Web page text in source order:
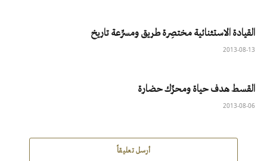
القيادة الاستثنائية مختصِرة طريق ومسرِّعة تاريخ
2013-08-13
القسط هدف حياة ومحرِّك حضارة
2013-08-06
أرسل تعليقاً